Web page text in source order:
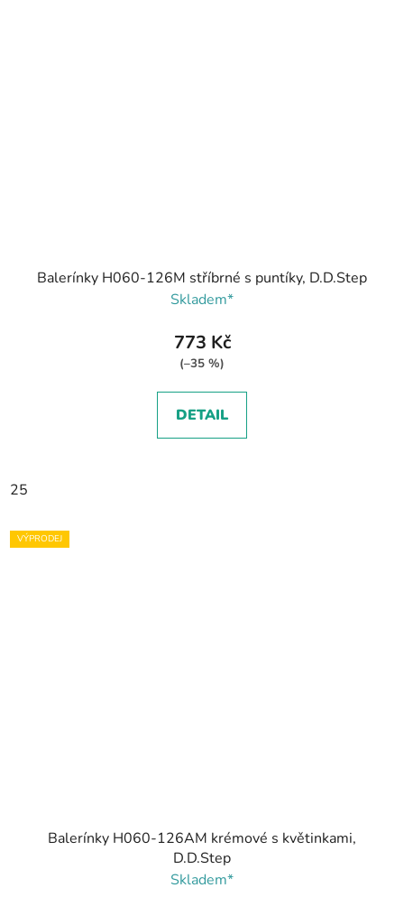
Balerínky H060-126M stříbrné s puntíky, D.D.Step
Skladem*
773 Kč
(–35 %)
DETAIL
25
VÝPRODEJ
Balerínky H060-126AM krémové s květinkami,
D.D.Step
Skladem*